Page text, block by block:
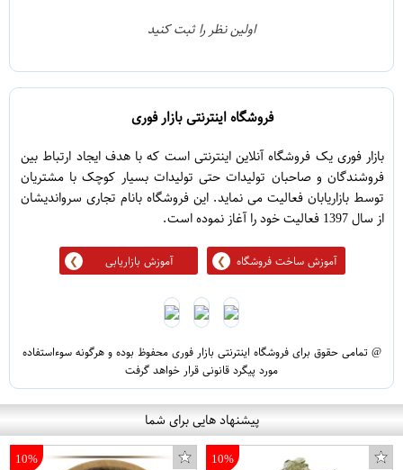
اولین نظر را ثبت کنید
فروشگاه اینترنتی بازار فوری
بازار فوری یک فروشگاه آنلاین اینترنتی است که با هدف ایجاد ارتباط بین
فروشندگان و صاحبان تولیدات حتی تولیدات بسیار کوچک با مشتریان
توسط بازاریابان فعالیت می نماید. این فروشگاه بانام تجاری سرواندیشان
از سال 1397 فعالیت خود را آغاز نموده است.
آموزش ساخت فروشگاه آموزش بازاریابی
@ تمامی حقوق برای فروشگاه اینترنتی بازار فوری محفوظ بوده و هرگونه سوءاستفاده
مورد پیگرد قانونی قرار خواهد گرفت
پیشنهاد هایی برای شما
10%
10%